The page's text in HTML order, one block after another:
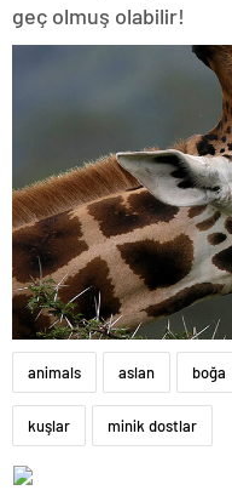
geç olmuş olabilir!
animals aslan boğa
kuşlar minik dostlar